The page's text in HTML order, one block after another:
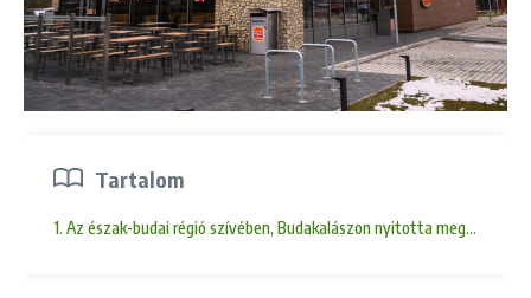
Tartalom
1. Az észak-budai régió szívében, Budakalászon nyitotta meg